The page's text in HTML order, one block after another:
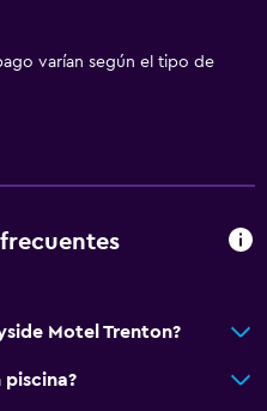
varían según el tipo de
Motel Trenton?
piscina?